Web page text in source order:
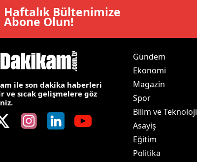
Erzurum
Gümüşhane
Haftalık Bültenimize
Abone Olun!
ile son dakika haberleri
ve sıcak gelişmelere göz
Gündem
Ekonomi
Magazin
Spor
Bilim ve Teknoloji
Asayiş
Eğitim
Politika